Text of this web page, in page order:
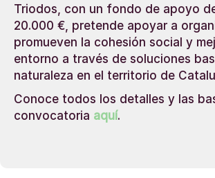
Triodos, con un fondo de apoyo
20.000 €, pretende apoyar a
promueven la cohesión social y
entorno a través de soluciones
naturaleza en el territorio de
Conoce todos los detalles y las
convocatoria aquí.